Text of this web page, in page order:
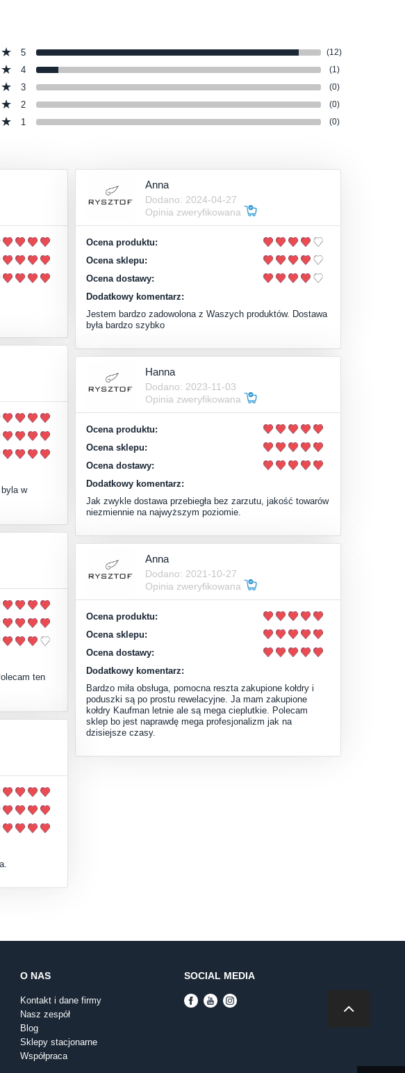
5 (12)
4 (1)
3 (0)
2 (0)
1 (0)
Anna
Dodano: 2024-04-27
Opinia zweryfikowana
Ocena produktu:
Ocena sklepu:
Ocena dostawy:
Dodatkowy komentarz:
Jestem bardzo zadowolona z Waszych produktów. Dostawa
była bardzo szybko
w
Hanna
Dodano: 2023-11-03
Opinia zweryfikowana
Ocena produktu:
Ocena sklepu:
Ocena dostawy:
Dodatkowy komentarz:
Jak zwykle dostawa przebiegła bez zarzutu, jakość towarów
niezmiennie na najwyższym poziomie.
ten
Anna
Dodano: 2021-10-27
Opinia zweryfikowana
Ocena produktu:
Ocena sklepu:
Ocena dostawy:
Dodatkowy komentarz:
Bardzo miła obsługa, pomocna reszta zakupione kołdry i
poduszki są po prostu rewelacyjne. Ja mam zakupione
kołdry Kaufman letnie ale są mega cieplutkie. Polecam
sklep bo jest naprawdę mega profesjonalizm jak na
dzisiejsze czasy.
O NAS
Kontakt i dane firmy
Nasz zespół
Blog
Sklepy stacjonarne
Współpraca
SOCIAL MEDIA